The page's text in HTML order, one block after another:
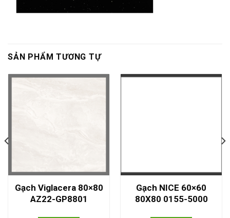
SẢN PHẨM TƯƠNG TỰ
Gạch Viglacera 80×80
AZ22-GP8801
Gạch NICE 60×60
80X80 0155-5000